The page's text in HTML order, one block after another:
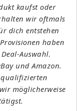
kaufst oder
wir oftmals
dich entstehen
haben
Auswahl.
und Amazon.
möglicherweise